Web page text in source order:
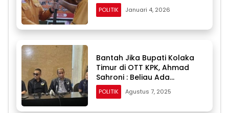
POLITIK Januari 4, 2026
Bantah Jika Bupati Kolaka
Timur di OTT KPK, Ahmad
Sahroni : Beliau Ada
Disamping Saya di Makassar
POLITIK Agustus 7, 2025